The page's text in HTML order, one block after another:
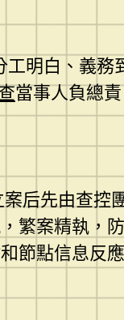
工明白、義務
當事人負總
后先由查控
繁案精執，
節點信息反